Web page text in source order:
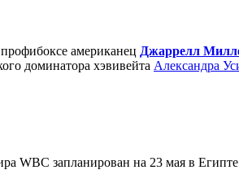
американец Джаррелл
доминатора хэвивейта Александра
WBC запланирован на 23 мая в